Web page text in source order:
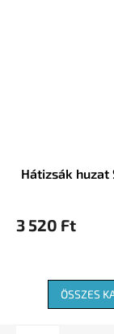
Hátizsák
3 520 Ft
ÖSSZES